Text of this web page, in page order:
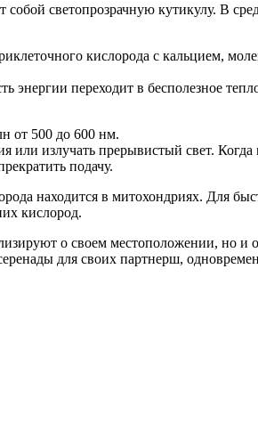
светопрозрачную кутикулу. В
кислорода с кальцием,
переходит в бесполезное
от 500 до 600 нм.
излучать прерывистый свет. Когда
подачу.
находится в митохондриях. Для
кислород.
о своем местоположении, но и
для своих партнерш,